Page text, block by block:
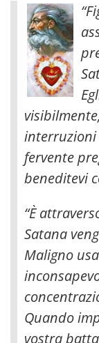
interruzioni
fervente
beneditevi
“È
Satana
Maligno
Quando
vostra